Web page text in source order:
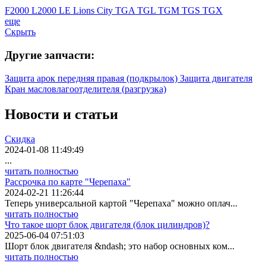
F2000 L2000 LE Lions City TGA TGL TGM TGS TGX
еще
Скрыть
Другие запчасти:
Защита арок передняя правая (подкрылок) Защита двигателя
Кран масловлагоотделителя (разгрузка)
Новости и статьи
Скидка
2024-01-08 11:49:49
...
читать полностью
Рассрочка по карте "Черепаха"
2024-02-21 11:26:44
Теперь универсальной картой "Черепаха" можно оплач...
читать полностью
Что такое шорт блок двигателя (блок цилиндров)?
2025-06-04 07:51:03
Шорт блок двигателя &ndash; это набор основных ком...
читать полностью